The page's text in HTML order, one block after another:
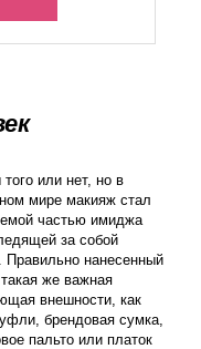
или нет, но в
мире макияж стал
частью имиджа
за собой
нанесенный
же важная
внешности, как
брендовая сумка,
пальто или платок